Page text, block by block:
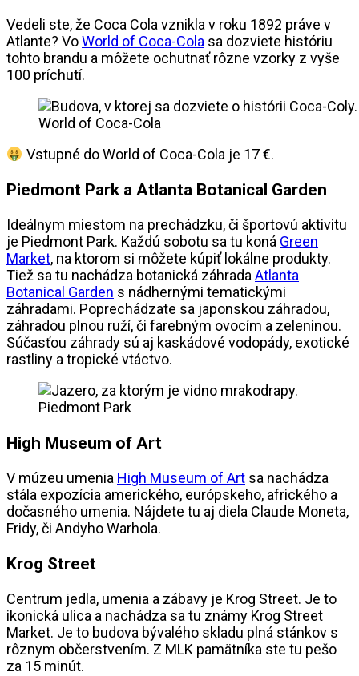
Vedeli ste, že Coca Cola vznikla v roku 1892 práve v
Atlante? VoWorld of Coca-Cola sa dozviete históriu
tohto brandu a môžete ochutnať rôzne vzorky z vyše
100 príchutí.
World of Coca-Cola
Vstupné do World of Coca-Cola je 17 €.
Piedmont Park a Atlanta Botanical Garden
Ideálnym miestom na prechádzku, či športovú aktivitu
je Piedmont Park. Každú sobotu sa tu koná Green
Market, na ktorom si môžete kúpiť lokálne produkty.
Tiež sa tu nachádza botanická záhrada Atlanta
Botanical Garden s nádhernými tematickými
záhradami. Poprechádzate sa japonskou záhradou,
záhradou plnou ruží, či farebným ovocím a zeleninou.
Súčasťou záhrady sú aj kaskádové vodopády, exotické
rastliny a tropické vtáctvo.
Piedmont Park
High Museum of Art
V múzeu umenia High Museum of Art sa nachádza
stála expozícia amerického, európskeho, afrického a
dočasného umenia. Nájdete tu aj diela Claude Moneta,
Fridy, či Andyho Warhola.
Krog Street
Centrum jedla, umenia a zábavy je Krog Street. Je to
ikonická ulica a nachádza sa tu známy Krog Street
Market. Je to budova bývalého skladu plná stánkov s
rôznym občerstvením. Z MLK pamätníka ste tu pešo
za 15 minút.